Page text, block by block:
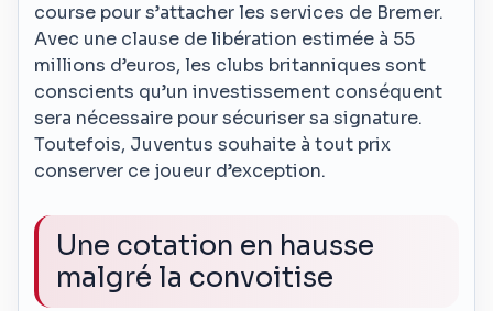
course pour s’attacher les services de Bremer.
Avec une clause de libération estimée à 55
millions d’euros, les clubs britanniques sont
conscients qu’un investissement conséquent
sera nécessaire pour sécuriser sa signature.
Toutefois, Juventus souhaite à tout prix
conserver ce joueur d’exception.
Une cotation en hausse
malgré la convoitise